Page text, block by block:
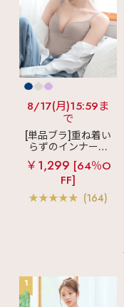
8/17(月)15:59ま
で
[単品ブラ]重ね着い
らずのインナーブ
ラ
リッチバスト
ブラトップ (ワイヤ
ー入り)
￥1,299 [64％O
FF]
(164)
1